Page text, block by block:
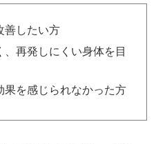
善したい方
再発しにくい身体を目
果を感じられなかった方